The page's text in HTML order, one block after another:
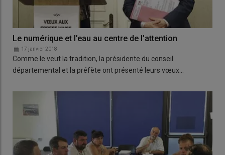
Le numérique et l’eau au centre de l’attention
17 janvier 2018
Comme le veut la tradition, la présidente du conseil
départemental et la préfète ont présenté leurs vœux…